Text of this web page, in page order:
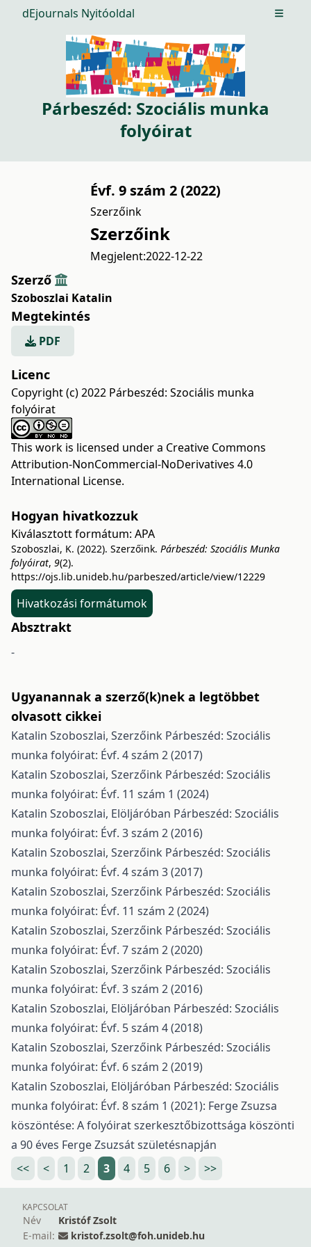
dEjournals Nyitóoldal Open
Párbeszéd: Szociális munka
folyóirat
Évf. 9 szám 2 (2022)
Szerzőink
Szerzőink
Megjelent:2022-12-22
Szerző
Szoboszlai Katalin
Megtekintés
PDF
Licenc
Copyright (c) 2022 Párbeszéd: Szociális munka
folyóirat
This work is licensed under a Creative Commons
Attribution-NonCommercial-NoDerivatives 4.0
International License.
Hogyan hivatkozzuk
Kiválasztott formátum: APA
Szoboszlai, K. (2022). Szerzőink. Párbeszéd: Szociális Munka
folyóirat, 9(2).
https://ojs.lib.unideb.hu/parbeszed/article/view/12229
Hivatkozási formátumok
Absztrakt
-
Ugyanannak a szerző(k)nek a legtöbbet
olvasott cikkei
Katalin Szoboszlai, Szerzőink Párbeszéd: Szociális
munka folyóirat: Évf. 4 szám 2 (2017)
Katalin Szoboszlai, Szerzőink Párbeszéd: Szociális
munka folyóirat: Évf. 11 szám 1 (2024)
Katalin Szoboszlai, Elöljáróban Párbeszéd: Szociális
munka folyóirat: Évf. 3 szám 2 (2016)
Katalin Szoboszlai, Szerzőink Párbeszéd: Szociális
munka folyóirat: Évf. 4 szám 3 (2017)
Katalin Szoboszlai, Szerzőink Párbeszéd: Szociális
munka folyóirat: Évf. 11 szám 2 (2024)
Katalin Szoboszlai, Szerzőink Párbeszéd: Szociális
munka folyóirat: Évf. 7 szám 2 (2020)
Katalin Szoboszlai, Szerzőink Párbeszéd: Szociális
munka folyóirat: Évf. 3 szám 2 (2016)
Katalin Szoboszlai, Elöljáróban Párbeszéd: Szociális
munka folyóirat: Évf. 5 szám 4 (2018)
Katalin Szoboszlai, Szerzőink Párbeszéd: Szociális
munka folyóirat: Évf. 6 szám 2 (2019)
Katalin Szoboszlai, Elöljáróban Párbeszéd: Szociális
munka folyóirat: Évf. 8 szám 1 (2021): Ferge Zsuzsa
köszöntése: A folyóirat szerkesztőbizottsága köszönti
a 90 éves Ferge Zsuzsát születésnapján
<<
< 1 2 3 4 5 6 > >>
KAPCSOLAT
Név
Kristóf Zsolt
E-mail:
kristof.zsolt@foh.unideb.hu